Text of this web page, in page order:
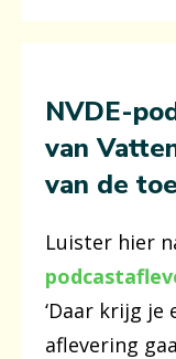
NVDE-
van
van de
Luister hier
‘Daar krijg je
aflevering